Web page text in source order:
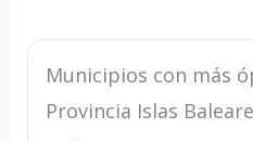
Municipios con más
Provincia Islas